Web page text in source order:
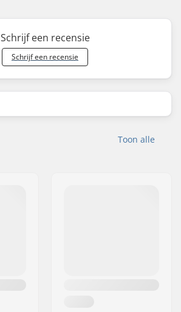
Schrijf een recensie
Schrijf een recensie
Toon alle